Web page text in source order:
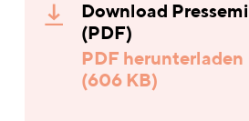
Download
(PDF)
PDF herunterladen
(606 KB)